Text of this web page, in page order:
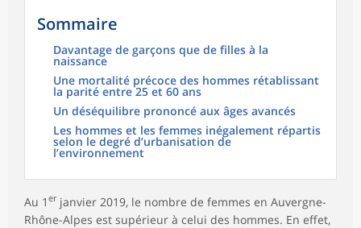
Sommaire
Davantage de garçons que de filles à la
naissance
Une mortalité précoce des hommes rétablissant
la parité entre 25 et 60 ans
Un déséquilibre prononcé aux âges avancés
Les hommes et les femmes inégalement répartis
selon le degré d’urbanisation de
l’environnement
Au 1 erjanvier 2019, le nombre de femmes en Auvergne-
Rhône-Alpes est supérieur à celui des hommes. En effet,